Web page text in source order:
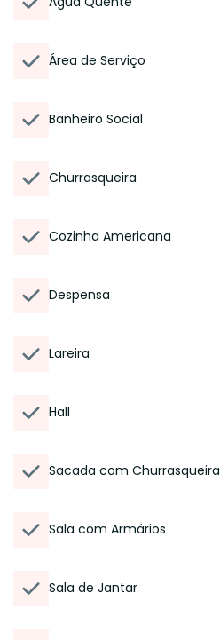
Área de Serviço
Banheiro Social
Churrasqueira
Cozinha Americana
Despensa
Lareira
Hall
Sacada com Churrasqueira
Sala com Armários
Sala de Jantar